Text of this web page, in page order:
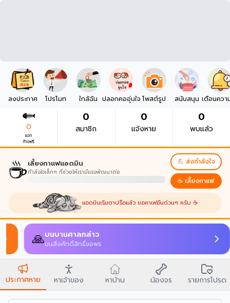
ลงประกาศ โปรโมท ใกล้ฉัน ปลอกคออุ่นใจ โพสต์รูป สนับสนุน เตือนควา
0
แจก
ก้างฟรี
0
สมาชิก
0
แจ้งหาย
0
พบแล้ว
☕เลี้ยงกาแฟแอดมิน
กำลังใจเล็กๆ ที่ช่วยให้เรามีแรงพัฒนาต่อ
💪 ส่งกำลังใจ
☕ เลี้ยงกาแฟ
แอดมินเริ่มตาปรือแล้ว ขอคาเฟอีนด่วนๆ ครับ ☕
🙏บนบานศาลกล่าว
บนสิ่งศักดิ์สิทธิ์ขอพร
ประกาศหาย หาเจ้าของ หาบ้าน น้องจร รายการโปรด